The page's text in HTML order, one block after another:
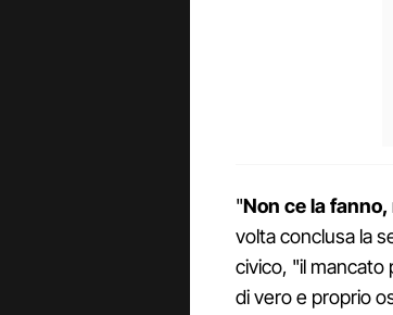
"Non ce la
volta conclusa la
civico, "il mancato
di vero e proprio